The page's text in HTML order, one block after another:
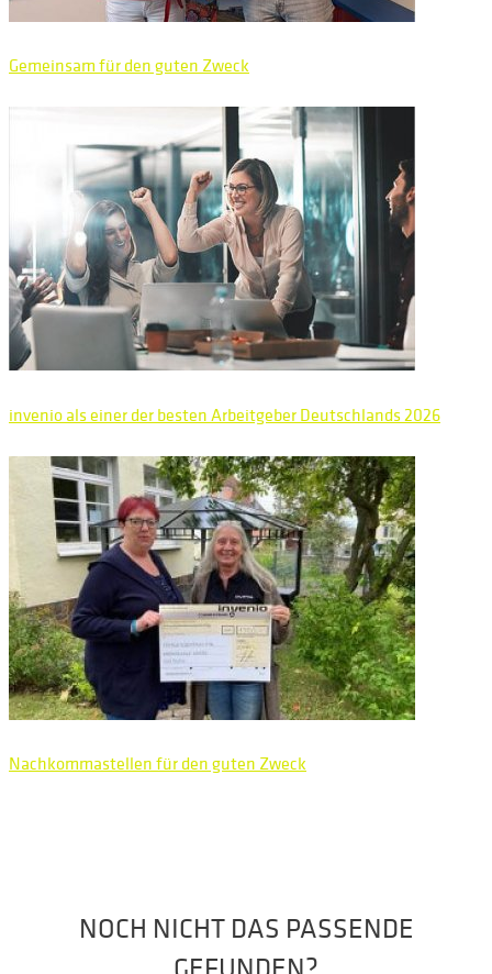
Gemeinsam für den guten Zweck
invenio als einer der besten Arbeitgeber Deutschlands 2026
Nachkommastellen für den guten Zweck
NOCH NICHT DAS PASSENDE